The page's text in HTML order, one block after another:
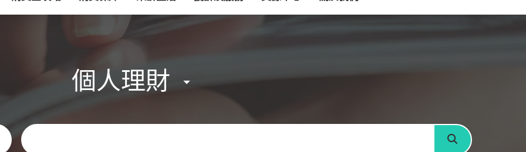
個人理財
關鍵字
搜尋